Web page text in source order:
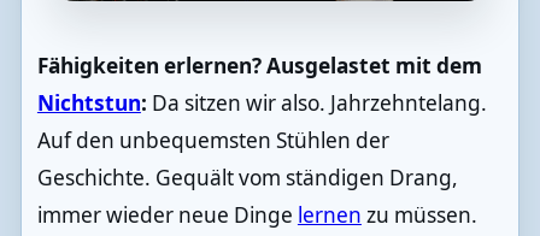
Fähigkeiten erlernen? Ausgelastet mit dem
Nichtstun: Da sitzen wir also. Jahrzehntelang.
Auf den unbequemsten Stühlen der
Geschichte. Gequält vom ständigen Drang,
immer wieder neue Dinge lernen zu müssen.